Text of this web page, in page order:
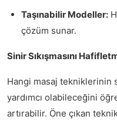
Taşınabilir Modeller:
çözüm sunar.
Sinir Sıkışmasını
Hangi masaj tekniklerinin
yardımcı olabileceğini
artırabilir. Öne çıkan